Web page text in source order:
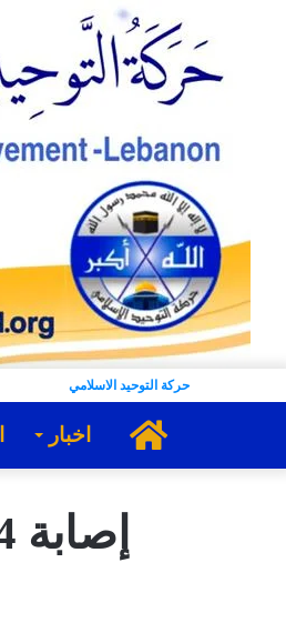
حركة التوحيد الاسلامي
الرئيسية
اخبار